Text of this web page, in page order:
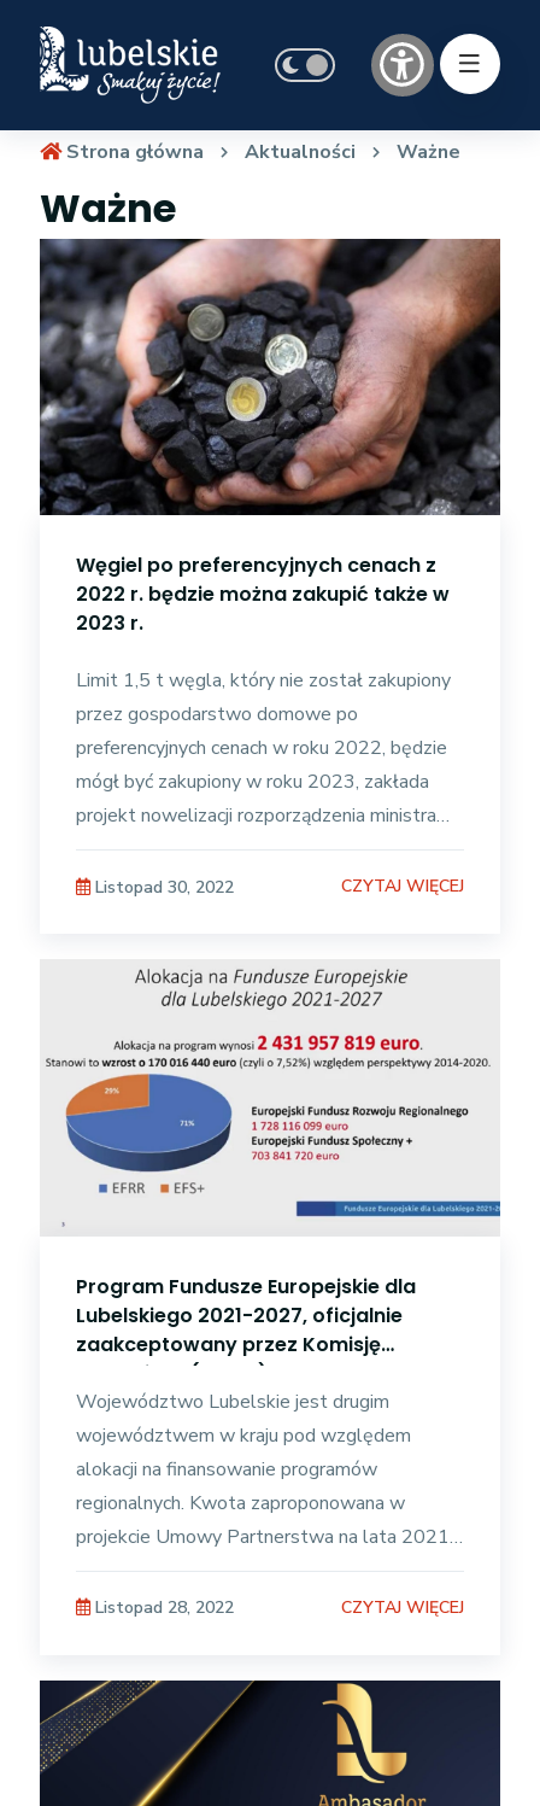
Strona główna Aktualności Ważne
Ważne
Węgiel po preferencyjnych cenach z
2022 r. będzie można zakupić także w
2023 r.
Limit 1,5 t węgla, który nie został zakupiony
przez gospodarstwo domowe po
preferencyjnych cenach w roku 2022, będzie
mógł być zakupiony w roku 2023, zakłada
projekt nowelizacji rozporządzenia ministra
aktywów państwowych w sprawie ilości
Listopad 30, 2022 CZYTAJ WIĘCEJ
Program Fundusze Europejskie dla
Lubelskiego 2021-2027, oficjalnie
zaakceptowany przez Komisję
Europejską (VIDEO)
Województwo Lubelskie jest drugim
województwem w kraju pod względem
alokacji na finansowanie programów
regionalnych. Kwota zaproponowana w
projekcie Umowy Partnerstwa na lata 2021-
27 to ponad 2,4 mld euro. Pieniądze te
podzielono według algorytmu
Listopad 28, 2022 CZYTAJ WIĘCEJ